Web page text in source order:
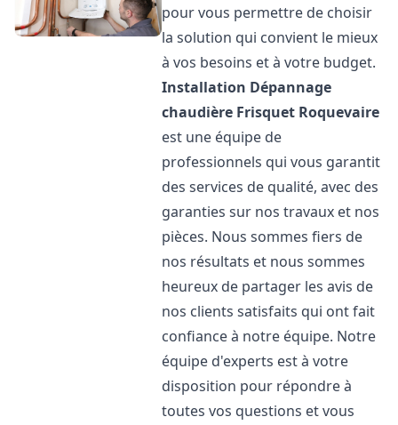
pour vous permettre de choisir
la solution qui convient le mieux
à vos besoins et à votre budget.
Installation Dépannage
chaudière Frisquet Roquevaire
est une équipe de
professionnels qui vous garantit
des services de qualité, avec des
garanties sur nos travaux et nos
pièces. Nous sommes fiers de
nos résultats et nous sommes
heureux de partager les avis de
nos clients satisfaits qui ont fait
confiance à notre équipe. Notre
équipe d'experts est à votre
disposition pour répondre à
toutes vos questions et vous